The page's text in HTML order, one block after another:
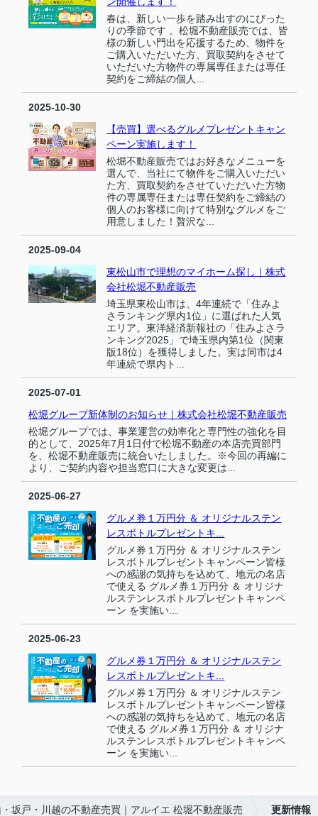
春は、新しい一歩を踏み出すのにぴった
りの季節です 。松堀不動産販売では、皆
様の新しい門出を応援するため、物件を
ご購入いただいた方、買取契約をさせて
いただいた方物件の専属専任または専任
契約をご締結の個人...
2025-10-30
【売買】選べるグルメプレゼントキャン
ペーン実施します！
松堀不動産販売ではお好きなメニューを
選んで、当社にて物件をご購入いただい
た方、買取契約をさせていただいた方物
件の専属専任または専任契約をご締結の
個人のお客様に向けて特別なグルメをご
用意しました！贅沢な...
2025-09-04
東松山市で理想のマイホーム探し｜株式
会社松堀不動産販売
埼玉県東松山市は、4年連続で「住みよ
さランキング県内1位」に選ばれた人気
エリア。東洋経済新報社の「住みよさラ
ンキング2025」で埼玉県内第1位（関東
版18位）を獲得しました。実は同市は4
年連続で県内ト...
2025-07-01
松堀グループ新体制のお知らせ｜株式会社松堀不動産販売
松堀グループでは、事業運営の効率化と専門性の強化を目
的として、2025年7月1日付で松堀不動産の本店売買部門
を、松堀不動産販売に統合いたしました。※今回の再編に
より、ご契約内容や担当窓口に大きな変更は...
2025-06-27
グルメ券１万円分 ＆ オリジナルステン
レスボトルプレゼントキ...
グルメ券１万円分 ＆ オリジナルステン
レスボトルプレゼントキャンペーン皆様
への感謝の気持ちを込めて、地元の名店
で使える グルメ券１万円分 ＆ オリジナ
ルステンレスボトルプレゼントキャンペ
ーン を実施い...
2025-06-23
グルメ券１万円分 ＆ オリジナルステン
レスボトルプレゼントキ...
グルメ券１万円分 ＆ オリジナルステン
レスボトルプレゼントキャンペーン皆様
への感謝の気持ちを込めて、地元の名店
で使える グルメ券１万円分 ＆ オリジナ
ルステンレスボトルプレゼントキャンペ
ーン を実施い...
坂戸・川越の不動産売買｜アルイエ 松堀不動産販売 更新情報